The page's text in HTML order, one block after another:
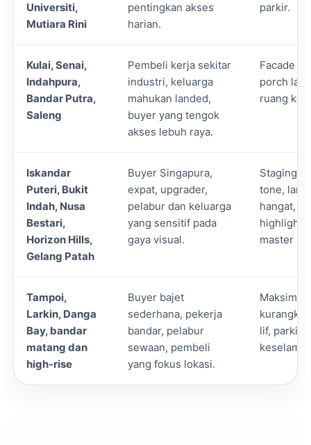
Universiti,
Mutiara Rini
pentingkan akses
harian.
parkir.
Kulai, Senai,
Indahpura,
Bandar Putra,
Saleng
Pembeli kerja sekitar
industri, keluarga
mahukan landed,
buyer yang tengok
akses lebuh raya.
Facade
porch
ruang
Iskandar
Puteri, Bukit
Indah, Nusa
Bestari,
Horizon Hills,
Gelang Patah
Buyer Singapura,
expat, upgrader,
pelabur dan keluarga
yang sensitif pada
gaya visual.
Staging
tone,
hangat,
highlight
master
Tampoi,
Larkin, Danga
Bay, bandar
matang dan
high-rise
Buyer bajet
sederhana, pekerja
bandar, pelabur
sewaan, pembeli
yang fokus lokasi.
lif, parkir,